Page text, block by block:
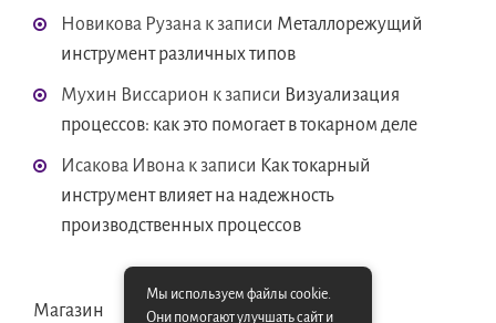
Новикова Рузана к записи Металлорежущий
инструмент различных типов
Мухин Виссарион к записи Визуализация
процессов: как это помогает в токарном деле
Исакова Ивона к записи Как токарный
инструмент влияет на надежность
производственных процессов
Магазин
Мы используем файлы cookie.
Они помогают улучшать сайт и